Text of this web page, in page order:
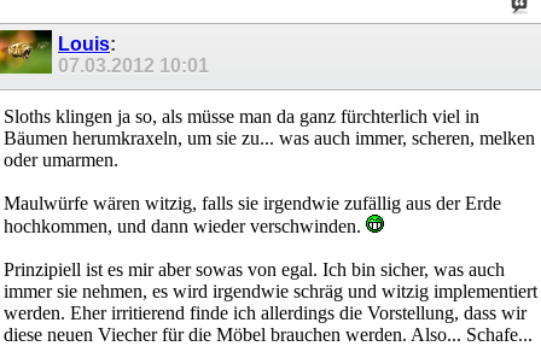
Louis:
07.03.2012 10:01
Sloths klingen ja so, als müsse man da ganz fürchterlich viel in
Bäumen herumkraxeln, um sie zu... was auch immer, scheren, melken
oder umarmen.
Maulwürfe wären witzig, falls sie irgendwie zufällig aus der Erde
hochkommen, und dann wieder verschwinden.
Prinzipiell ist es mir aber sowas von egal. Ich bin sicher, was auch
immer sie nehmen, es wird irgendwie schräg und witzig implementiert
werden. Eher irritierend finde ich allerdings die Vorstellung, dass wir
diese neuen Viecher für die Möbel brauchen werden. Also... Schafe...